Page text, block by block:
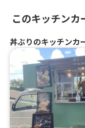
このキッチンカ
丼ぶりのキッチンカ